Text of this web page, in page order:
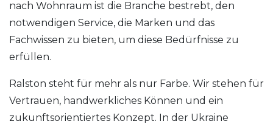
nach Wohnraum ist die Branche bestrebt, den
notwendigen Service, die Marken und das
Fachwissen zu bieten, um diese Bedürfnisse zu
erfüllen.
Ralston steht für mehr als nur Farbe. Wir stehen für
Vertrauen, handwerkliches Können und ein
zukunftsorientiertes Konzept. In der Ukraine